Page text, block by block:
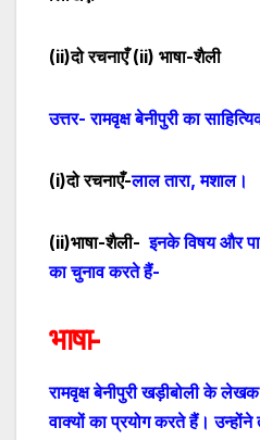
(ii)दो रचनाएँ (ii) भाषा-शैली
उत्तर- रामवृक्ष बेनीपुरी का
(i)दो रचनाएँ-लाल तारा, मशाल।
(ii)भाषा-शैली- इनके विषय और
का चुनाव करते हैं-
भाषा-
रामवृक्ष बेनीपुरी खड़ीबोली के
वाक्यों का प्रयोग करते हैं। उन्होंने